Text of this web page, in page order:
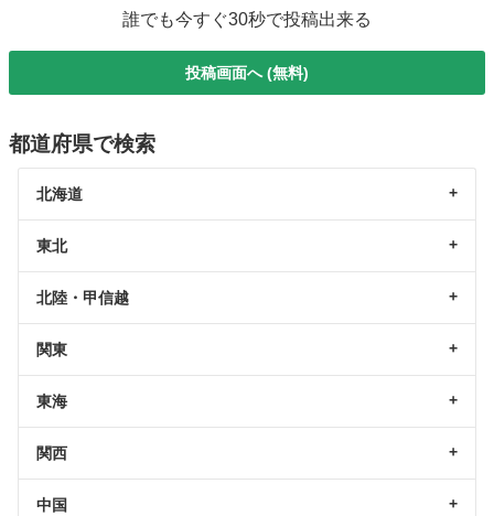
誰でも今すぐ30秒で投稿出来る
投稿画面へ (無料)
都道府県で検索
北海道
東北
北陸・甲信越
関東
東海
関西
中国